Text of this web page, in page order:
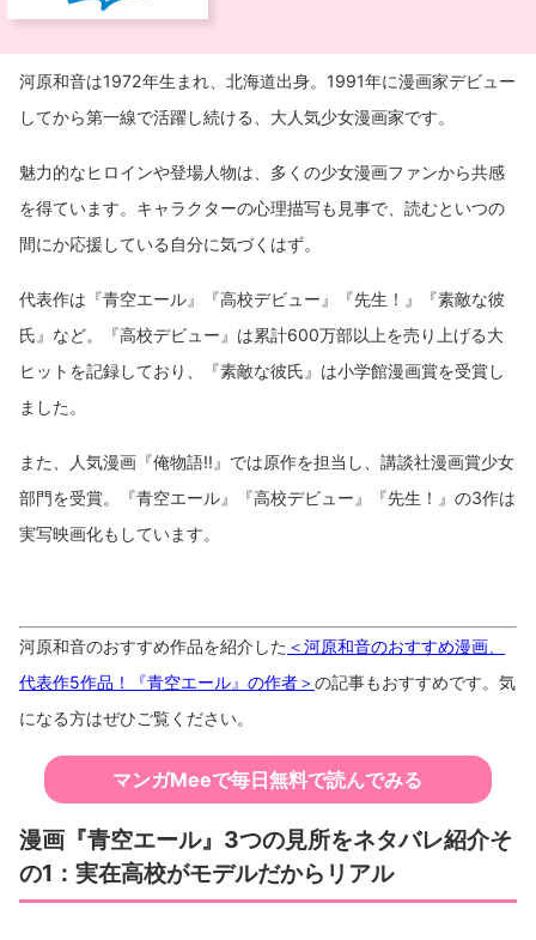
河原和音は1972年生まれ、北海道出身。1991年に漫画家デビュー
してから第一線で活躍し続ける、大人気少女漫画家です。
魅力的なヒロインや登場人物は、多くの少女漫画ファンから共感
を得ています。キャラクターの心理描写も見事で、読むといつの
間にか応援している自分に気づくはず。
代表作は『青空エール』『高校デビュー』『先生！』『素敵な彼
氏』など。『高校デビュー』は累計600万部以上を売り上げる大
ヒットを記録しており、『素敵な彼氏』は小学館漫画賞を受賞し
ました。
また、人気漫画『俺物語!!』では原作を担当し、講談社漫画賞少女
部門を受賞。『青空エール』『高校デビュー』『先生！』の3作は
実写映画化もしています。
河原和音のおすすめ作品を紹介した ＜河原和音のおすすめ漫画、
代表作5作品！『青空エール』の作者＞の記事もおすすめです。気
になる方はぜひご覧ください。
マンガMeeで毎日無料で読んでみる
漫画『青空エール』3つの見所をネタバレ紹介そ
の1：実在高校がモデルだからリアル